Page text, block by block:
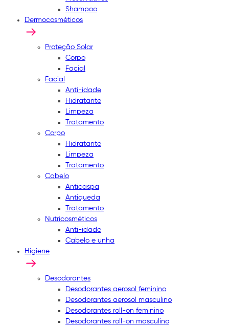
Shampoo
Dermocosméticos
Proteção Solar
Corpo
Facial
Facial
Anti-idade
Hidratante
Limpeza
Tratamento
Corpo
Hidratante
Limpeza
Tratamento
Cabelo
Anticaspa
Antiqueda
Tratamento
Nutricosméticos
Anti-idade
Cabelo e unha
Higiene
Desodorantes
Desodorantes aerosol feminino
Desodorantes aerosol masculino
Desodorantes roll-on feminino
Desodorantes roll-on masculino